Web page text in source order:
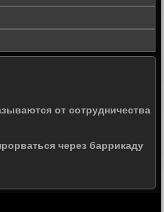
от сотрудничества
через баррикаду